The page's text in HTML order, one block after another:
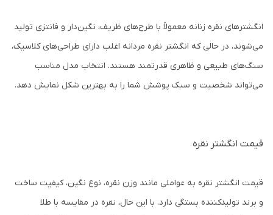
انگشترهای نقره زنانه معمولاً با طرح‌های ظریف، نگین‌دار و فانتزی تولید
می‌شوند، در حالی که انگشتر نقره مردانه اغلب دارای طراحی‌های کلاسیک،
سنگ‌های طبیعی و ظاهری قدرتمند هستند. انتخاب مدل مناسب
می‌تواند شخصیت و سبک پوشش شما را به بهترین شکل نمایش دهد.
قیمت انگشتر نقره
قیمت انگشتر نقره به عواملی مانند وزن نقره، نوع نگین، کیفیت ساخت
و برند تولیدکننده بستگی دارد. با این حال، نقره در مقایسه با طلا